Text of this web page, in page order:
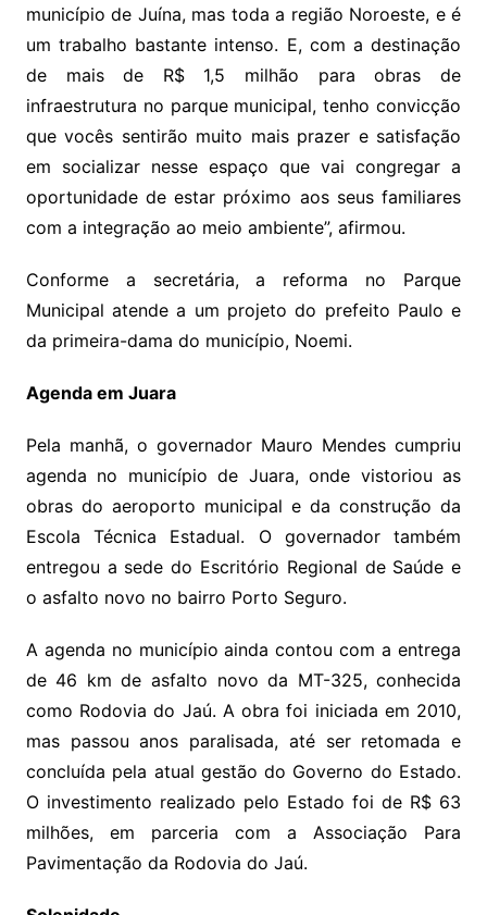
município de Juína, mas toda a região Noroeste, e é
um trabalho bastante intenso. E, com a destinação
de mais de R$ 1,5 milhão para obras de
infraestrutura no parque municipal, tenho convicção
que vocês sentirão muito mais prazer e satisfação
em socializar nesse espaço que vai congregar a
oportunidade de estar próximo aos seus familiares
com a integração ao meio ambiente”, afirmou.
Conforme a secretária, a reforma no Parque
Municipal atende a um projeto do prefeito Paulo e
da primeira-dama do município, Noemi.
Agenda em Juara
Pela manhã, o governador Mauro Mendes cumpriu
agenda no município de Juara, onde vistoriou as
obras do aeroporto municipal e da construção da
Escola Técnica Estadual. O governador também
entregou a sede do Escritório Regional de Saúde e
o asfalto novo no bairro Porto Seguro.
A agenda no município ainda contou com a entrega
de 46 km de asfalto novo da MT-325, conhecida
como Rodovia do Jaú. A obra foi iniciada em 2010,
mas passou anos paralisada, até ser retomada e
concluída pela atual gestão do Governo do Estado.
O investimento realizado pelo Estado foi de R$ 63
milhões, em parceria com a Associação Para
Pavimentação da Rodovia do Jaú.